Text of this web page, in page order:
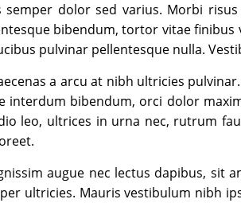
dolor sed varius. Morbi
bibendum, tortor vitae
pulvinar pellentesque nulla.
a arcu at nibh ultricies
interdum bibendum, orci dolor
leo, ultrices in urna nec, rutrum
augue nec lectus dapibus,
ultricies. Mauris vestibulum nibh